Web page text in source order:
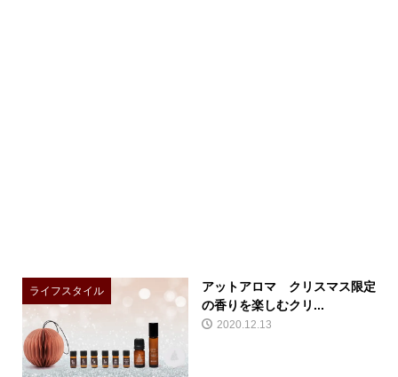
ライフスタイル
アットアロマ クリスマス限定
の香りを楽しむクリ...
2020.12.13